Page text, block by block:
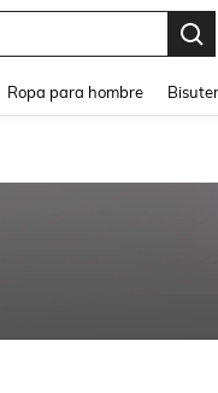
Ropa para hombre